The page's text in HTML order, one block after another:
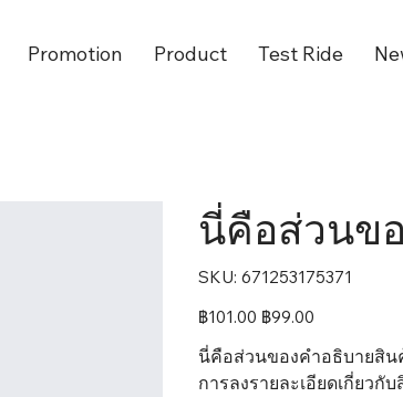
Promotion Product Test Ride
นี่คือส่วนข
SKU:
SKU
671253175371
671253175371
ราคา
฿101.00 ลด
฿99.00
นี่คือส่วนของคำอธิบายสิน
การลงรายละเอียดเกี่ยว